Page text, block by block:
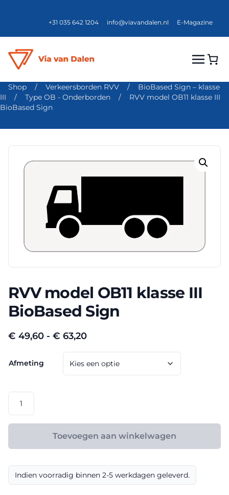
+31 035 642 1204 info@viavandalen.nl E-Magazine
Shop / Verkeersborden RVV /
BioBased Sign – klasse
III
/ Type OB - Onderborden /
RVV model OB11 klasse III
BioBased Sign
RVV model OB11 klasse III
BioBased Sign
€ 49,60 - € 63,20Prijsklasse:
€ 49,60
tot
€ 63,20
Afmeting
model
OB11
III
Sign
aantal
Toevoegen aan winkelwagen
Indien voorradig binnen 2-5 werkdagen geleverd.